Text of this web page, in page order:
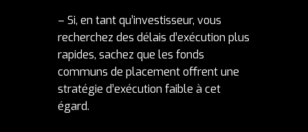
– Si, en tant qu’investisseur, vous
recherchez des délais d’exécution plus
rapides, sachez que les fonds
communs de placement offrent une
stratégie d’exécution faible à cet
égard.